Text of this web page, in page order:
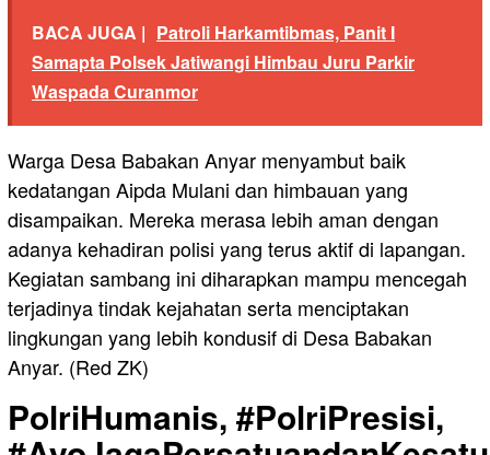
BACA JUGA | Patroli Harkamtibmas, Panit I
Samapta Polsek Jatiwangi Himbau Juru Parkir
Waspada Curanmor
Warga Desa Babakan Anyar menyambut baik
kedatangan Aipda Mulani dan himbauan yang
disampaikan. Mereka merasa lebih aman dengan
adanya kehadiran polisi yang terus aktif di lapangan.
Kegiatan sambang ini diharapkan mampu mencegah
terjadinya tindak kejahatan serta menciptakan
lingkungan yang lebih kondusif di Desa Babakan
Anyar. (Red ZK)
PolriHumanis, #PolriPresisi,